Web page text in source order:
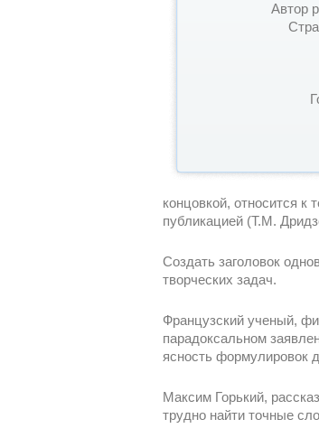
Автор
концовкой, относится
публикацией (Т.М.
Создать заголовок
творческих задач.
Французский ученый,
парадоксальном
ясность формулировок
Максим Горький,
трудно найти точные